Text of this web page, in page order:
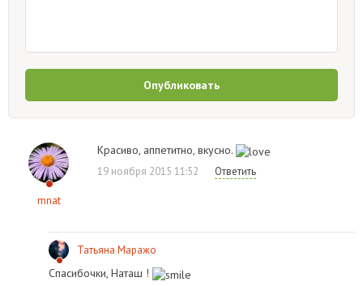
Опубликовать
mnat
Красиво, аппетитно, вкусно.
19 ноября 2015 11:52 Ответить
Татьяна Маражо
Спасибочки, Наташ !